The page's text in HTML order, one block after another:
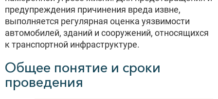
предупреждения причинения вреда извне,
выполняется регулярная оценка уязвимости
автомобилей, зданий и сооружений, относящихся
к транспортной инфраструктуре.
Общее понятие и сроки
проведения